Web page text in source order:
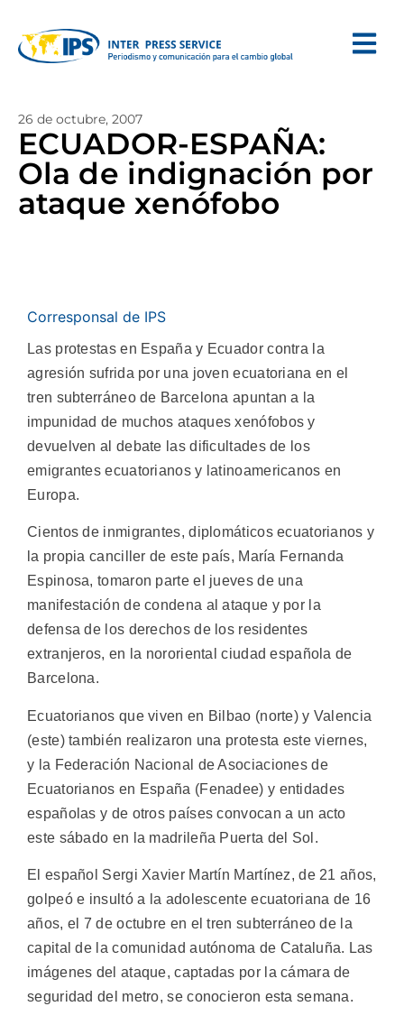
26 de octubre, 2007
ECUADOR-ESPAÑA:
Ola de indignación por
ataque xenófobo
Corresponsal de IPS
Las protestas en España y Ecuador contra la
agresión sufrida por una joven ecuatoriana en el
tren subterráneo de Barcelona apuntan a la
impunidad de muchos ataques xenófobos y
devuelven al debate las dificultades de los
emigrantes ecuatorianos y latinoamericanos en
Europa.
Cientos de inmigrantes, diplomáticos ecuatorianos y
la propia canciller de este país, María Fernanda
Espinosa, tomaron parte el jueves de una
manifestación de condena al ataque y por la
defensa de los derechos de los residentes
extranjeros, en la nororiental ciudad española de
Barcelona.
Ecuatorianos que viven en Bilbao (norte) y Valencia
(este) también realizaron una protesta este viernes,
y la Federación Nacional de Asociaciones de
Ecuatorianos en España (Fenadee) y entidades
españolas y de otros países convocan a un acto
este sábado en la madrileña Puerta del Sol.
El español Sergi Xavier Martín Martínez, de 21 años,
golpeó e insultó a la adolescente ecuatoriana de 16
años, el 7 de octubre en el tren subterráneo de la
capital de la comunidad autónoma de Cataluña. Las
imágenes del ataque, captadas por la cámara de
seguridad del metro, se conocieron esta semana.